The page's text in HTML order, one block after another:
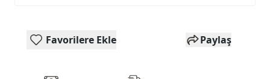
Favorilere Ekle Paylaş